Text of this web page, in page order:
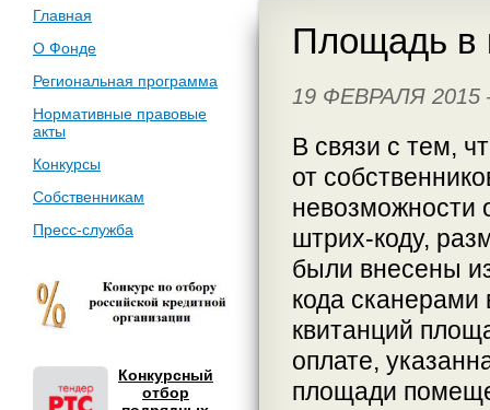
Главная
О Фонде
Региональная программа
Нормативные правовые
акты
Конкурсы
Собственникам
Пресс-служба
Конкурсный
отбор
Площадь в
19 ФЕВРАЛЯ
В связи с тем,
от
невозможности
штрих-коду,
были внесены
кода сканерами
квитанций
оплате,
площади